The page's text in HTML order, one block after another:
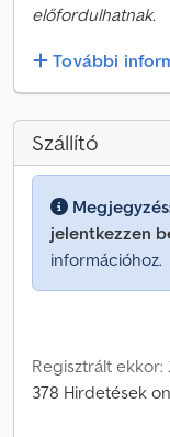
előfordulhatnak.
További
Szállító
jelentkezzen
információhoz.
Regisztrált ekkor:
378 Hirdetések